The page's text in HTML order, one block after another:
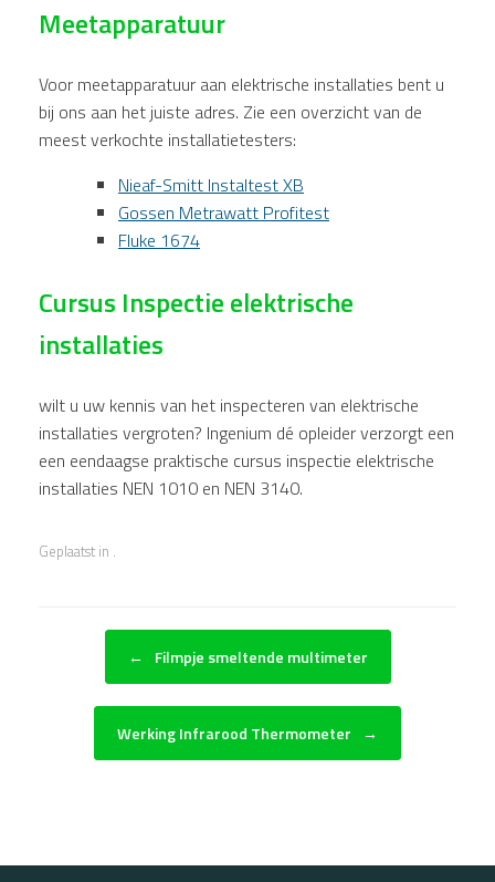
Meetapparatuur
Voor meetapparatuur aan elektrische installaties bent u
bij ons aan het juiste adres. Zie een overzicht van de
meest verkochte installatietesters:
Nieaf-Smitt Instaltest XB
Gossen Metrawatt Profitest
Fluke 1674
Cursus Inspectie elektrische
installaties
wilt u uw kennis van het inspecteren van elektrische
installaties vergroten? Ingenium dé opleider verzorgt een
een eendaagse praktische cursus inspectie elektrische
installaties NEN 1010 en NEN 3140.
Geplaatst in .
Bericht navigatie
← Filmpje smeltende multimeter
Werking Infrarood Thermometer →